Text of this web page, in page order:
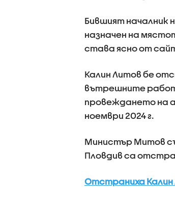
Бившият началник
назначен на
става ясно от
Калин Литов бе
вътрешните
провеждането на
ноември 2024 г.
Министър Митов
Пловдив са
Отстраниха Калин